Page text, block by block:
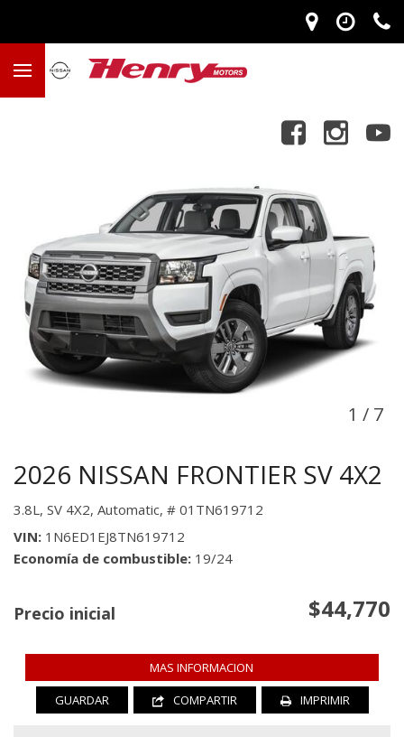
1 / 7
2026 NISSAN FRONTIER SV 4X2
3.8L, SV 4X2, Automatic, # 01TN619712
VIN 1N6ED1EJ8TN619712
Economía de combustible 19/24
Precio inicial $44,770
MAS INFORMACION
GUARDAR
COMPARTIR IMPRIMIR